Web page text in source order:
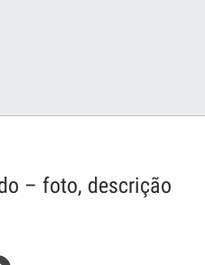
– foto, descrição